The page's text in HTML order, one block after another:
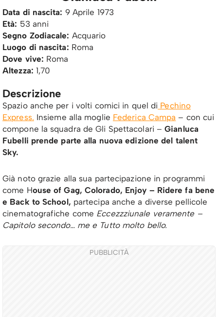
Data di nascita: 9 Aprile 1973
Età: 53 anni
Segno Zodiacale: Acquario
Luogo di nascita: Roma
Dove vive: Roma
Altezza: 1,70
Descrizione
Spazio anche per i volti comici in quel di Pechino
Express. Insieme alla moglie Federica Campa – con cui
compone la squadra de Gli Spettacolari – Gianluca
Fubelli prende parte alla nuova edizione del talent
Sky.
Già noto grazie alla sua partecipazione in programmi
come House of Gag, Colorado, Enjoy – Ridere fa bene
e Back to School, partecipa anche a diverse pellicole
cinematografiche come Eccezzziunale veramente –
Capitolo secondo… me e Tutto molto bello.
PUBBLICITÀ